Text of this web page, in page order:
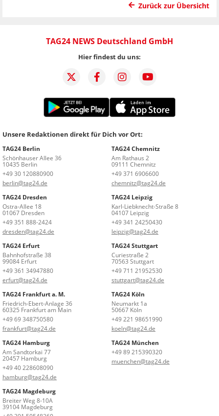
Zurück zur Übersicht
TAG24 NEWS Deutschland GmbH
Hier findest du uns:
Unsere Redaktionen direkt für Dich vor Ort:
TAG24 Berlin
Schönhauser Allee 36
10435 Berlin
+49 30 120880900
berlin@tag24.de
TAG24 Chemnitz
Am Rathaus 2
09111 Chemnitz
+49 371 6906600
chemnitz@tag24.de
TAG24 Dresden
Ostra-Allee 18
01067 Dresden
+49 351 888-2424
dresden@tag24.de
TAG24 Leipzig
Karl-Liebknecht-Straße 8
04107 Leipzig
+49 341 24250430
leipzig@tag24.de
TAG24 Erfurt
Bahnhofstraße 38
99084 Erfurt
+49 361 34947880
erfurt@tag24.de
TAG24 Stuttgart
Curiestraße 2
70563 Stuttgart
+49 711 21952530
stuttgart@tag24.de
TAG24 Frankfurt a. M.
Friedrich-Ebert-Anlage 36
60325 Frankfurt am Main
+49 69 348750580
frankfurt@tag24.de
TAG24 Köln
Neumarkt 1a
50667 Köln
+49 221 98651990
koeln@tag24.de
TAG24 Hamburg
Am Sandtorkai 77
20457 Hamburg
+49 40 228608090
hamburg@tag24.de
TAG24 München
+49 89 215390320
muenchen@tag24.de
TAG24 Magdeburg
Breiter Weg 8-10A
39104 Magdeburg